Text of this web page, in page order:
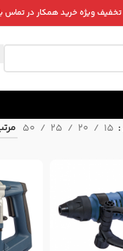
تخفیف ویژه خرید همکار در تماس با
15
20
25
50